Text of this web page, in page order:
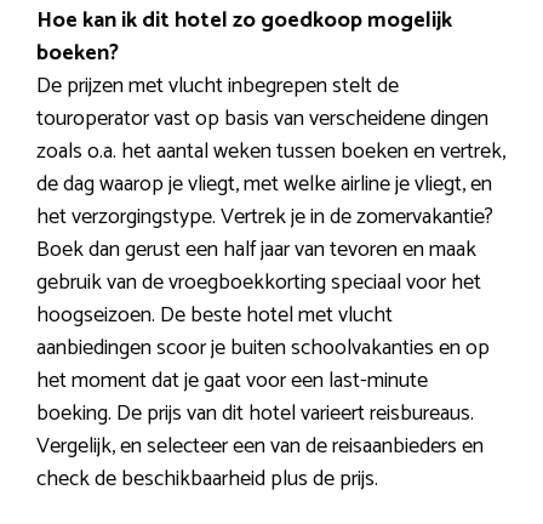
Hoe kan ik dit hotel zo goedkoop mogelijk
boeken?
De prijzen met vlucht inbegrepen stelt de
touroperator vast op basis van verscheidene dingen
zoals o.a. het aantal weken tussen boeken en vertrek,
de dag waarop je vliegt, met welke airline je vliegt, en
het verzorgingstype. Vertrek je in de zomervakantie?
Boek dan gerust een half jaar van tevoren en maak
gebruik van de vroegboekkorting speciaal voor het
hoogseizoen. De beste hotel met vlucht
aanbiedingen scoor je buiten schoolvakanties en op
het moment dat je gaat voor een last-minute
boeking. De prijs van dit hotel varieert reisbureaus.
Vergelijk, en selecteer een van de reisaanbieders en
check de beschikbaarheid plus de prijs.